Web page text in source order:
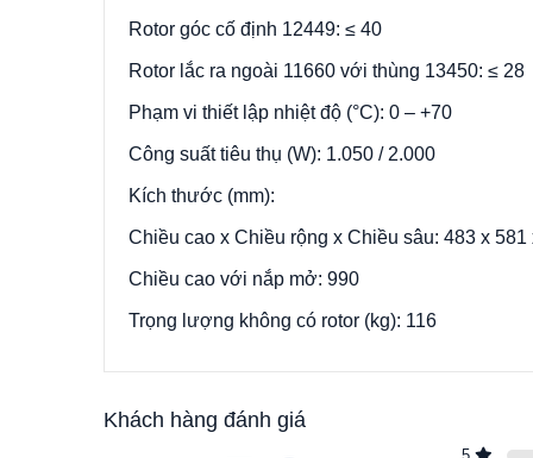
Rotor góc cố định 12449: ≤ 40
Rotor lắc ra ngoài 11660 với thùng 13450: ≤ 28
Phạm vi thiết lập nhiệt độ (°C): 0 – +70
Công suất tiêu thụ (W): 1.050 / 2.000
Kích thước (mm):
Chiều cao x Chiều rộng x Chiều sâu: 483 x 581
Chiều cao với nắp mở: 990
Trọng lượng không có rotor (kg): 116
Khách hàng đánh giá